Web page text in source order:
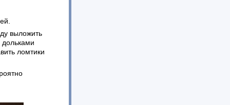
выложить
ломтики